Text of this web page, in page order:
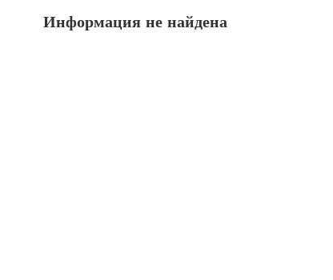
Информация не найдена